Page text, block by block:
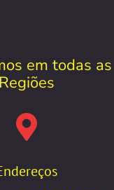
em todas as
Regiões